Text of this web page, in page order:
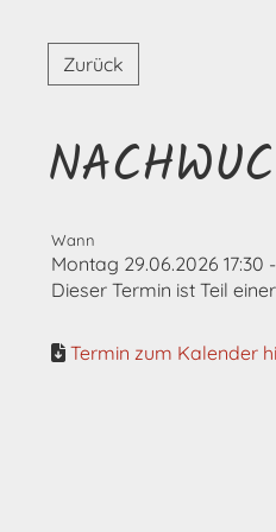
Zurück
Wann
Montag 29.06.2026 17:30
Dieser Termin ist Teil einer
Termin zum Kalender